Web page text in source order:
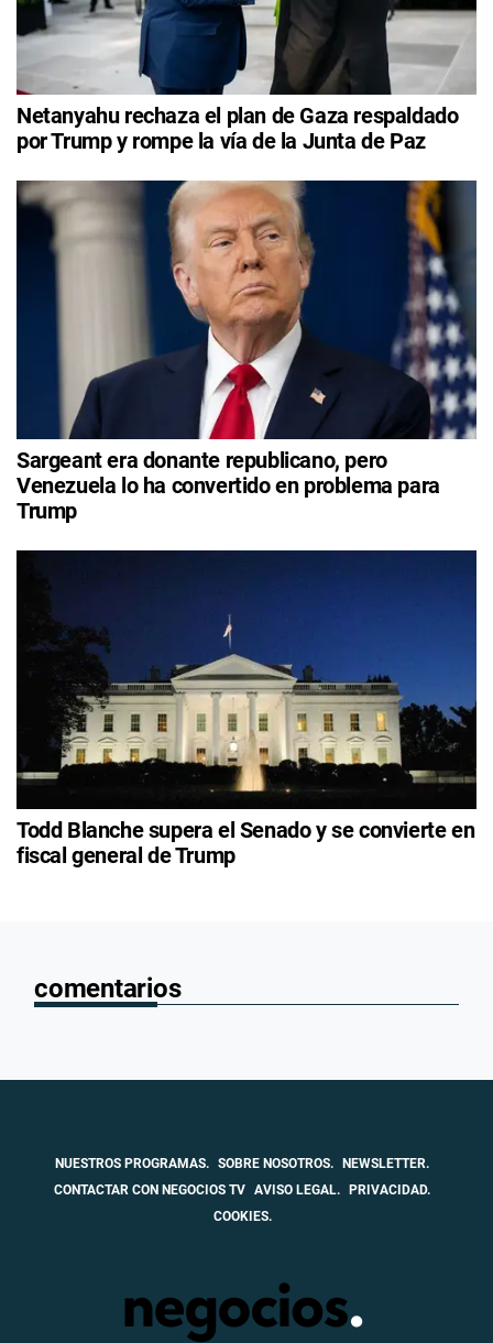
Netanyahu rechaza el plan de Gaza respaldado
por Trump y rompe la vía de la Junta de Paz
Sargeant era donante republicano, pero
Venezuela lo ha convertido en problema para
Trump
Todd Blanche supera el Senado y se convierte en
fiscal general de Trump
comentarios
NUESTROS PROGRAMAS. SOBRE NOSOTROS.
NEWSLETTER.
CONTACTAR CON NEGOCIOS TV AVISO LEGAL.
PRIVACIDAD.
COOKIES.